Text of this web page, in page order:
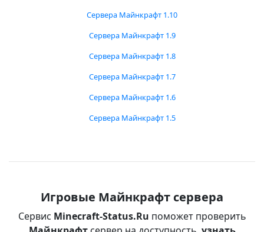
Сервера Майнкрафт 1.10
Сервера Майнкрафт 1.9
Сервера Майнкрафт 1.8
Сервера Майнкрафт 1.7
Сервера Майнкрафт 1.6
Сервера Майнкрафт 1.5
Игровые Майнкрафт сервера
Сервис Minecraft-Status.Ru поможет проверить